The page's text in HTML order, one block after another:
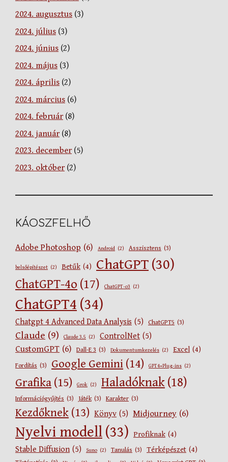
2024. augusztus (3)
2024. július (3)
2024. június (2)
2024. május (3)
2024. április (2)
2024. március (6)
2024. február(8)
2024. január(8)
2023. december(5)
2023. október(2)
KÁOSZFELHŐ
Adobe Photoshop (6) Android (2) Asszisztens (3)
belsőépítészet (2) Betűk (4) ChatGPT (30)
ChatGPT-4o (17) ChatGPT-o3 (2)
ChatGPT4 (34)
Chatgpt 4 Advanced Data Analysis (5) ChatGPT5 (3)
Claude (9) Claude 3.5 (2) ControlNet (5)
CustomGPT (6) Dall-E 3 (3) Dokumentumkezelés (2) Excel (4)
Fordítás (3) Google Gemini (14) GPT4+Plug-ins (2)
Grafika (15) Grok (2) Haladóknak (18)
Információgyűjtés (3) Játék (3) Karakter (3)
Kezdőknek (13) Könyv (5) Midjourney (6)
Nyelvi modell (33) Profiknak (4)
Stable Diffusion (5) Suno (2) Tanulás (3) Térképészet (4)